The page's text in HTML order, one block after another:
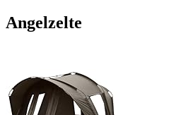
Angelzelte